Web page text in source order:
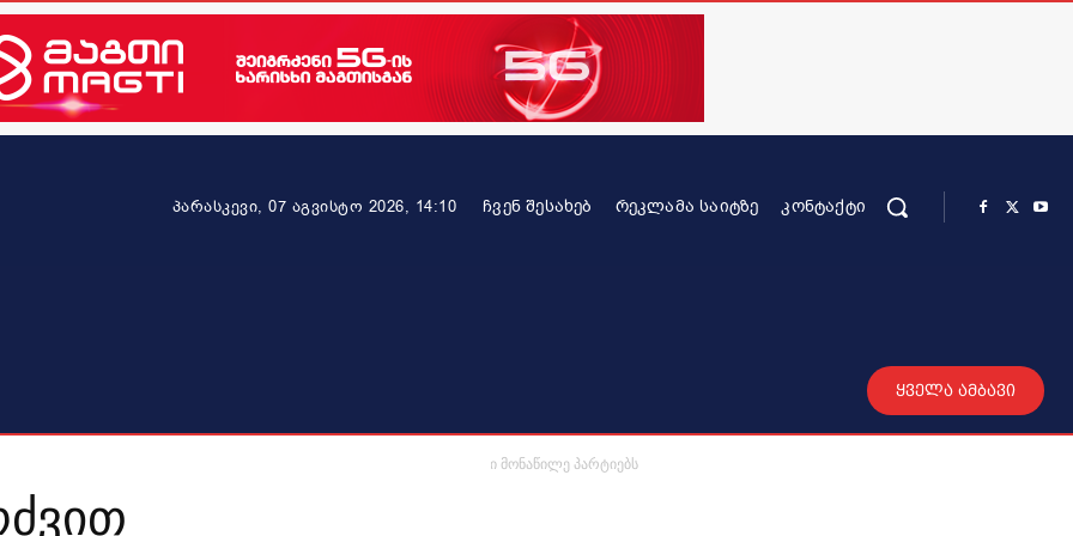
პარასკევი, 07 აგვისტო 2026, 14:10 ᲩᲕᲔᲜ ᲨᲔᲡᲐᲮᲔᲑ ᲠᲔᲙᲚᲐᲛᲐ ᲡᲐᲘᲢᲖᲔ ᲙᲝᲜᲢᲐᲥᲢᲘ
ყველა ამბავი
მეორე ქოცები ევროპისთვის – ჯაფარიძე არჩევნებში მონაწილე პარტიებს